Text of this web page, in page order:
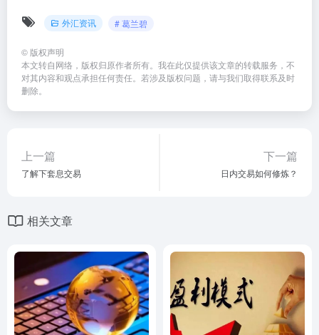
外汇资讯 # 葛兰碧
© 版权声明
本文转自网络，版权归原作者所有。我在此仅提供该文章的转载服务，不
对其内容和观点承担任何责任。若涉及版权问题，请与我们取得联系及时
删除。
上一篇
了解下套息交易
下一篇
日内交易如何修炼？
相关文章